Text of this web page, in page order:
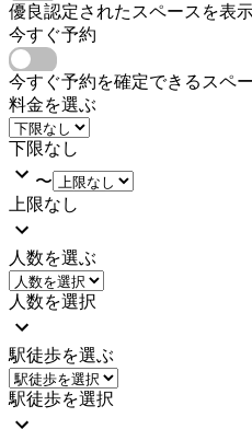
優良認定されたスペースを表
今すぐ予約
今すぐ予約を確定できるスペ
料金を選ぶ
下限なし
〜
上限なし
人数を選ぶ
人数を選択
駅徒歩を選ぶ
駅徒歩を選択